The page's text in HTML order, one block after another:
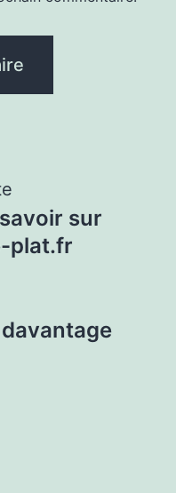
sur
plat.fr